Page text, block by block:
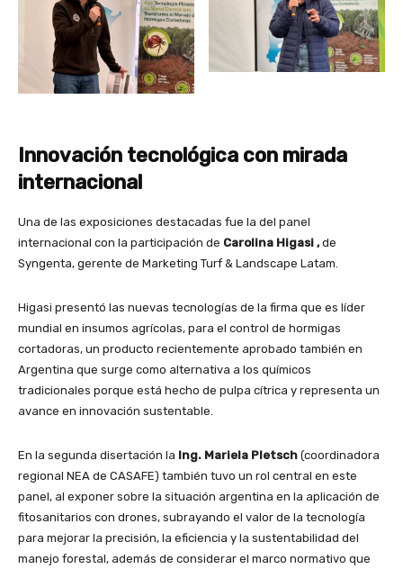
Innovación tecnológica con mirada
internacional
Una de las exposiciones destacadas fue la del panel
internacional con la participación de Carolina Higasi ,de
Syngenta, gerente de Marketing Turf & Landscape Latam.
Higasi presentó las nuevas tecnologías de la firma que es líder
mundial en insumos agrícolas, para el control de hormigas
cortadoras, un producto recientemente aprobado también en
Argentina que surge como alternativa a los químicos
tradicionales porque está hecho de pulpa cítrica y representa un
avance en innovación sustentable.
En la segunda disertación la Ing. Mariela Pletsch (coordinadora
regional NEA de CASAFE) también tuvo un rol central en este
panel, al exponer sobre la situación argentina en la aplicación de
fitosanitarios con drones, subrayando el valor de la tecnología
para mejorar la precisión, la eficiencia y la sustentabilidad del
manejo forestal, además de considerar el marco normativo que